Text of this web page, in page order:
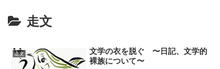
走文
走文
文学の衣を脱ぐ 〜日記、文学的
裸族について〜